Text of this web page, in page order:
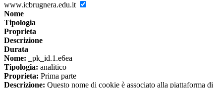
www.icbrugnera.edu.it
Nome
Tipologia
Proprieta
Descrizione
Durata
Nome: _pk_id.1.e6ea
Tipologia: analitico
Proprieta: Prima parte
Descrizione: Questo nome di cookie è associato alla piattaforma di